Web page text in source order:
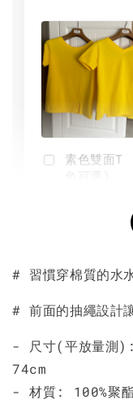
素色雙面T
# 習慣穿棉質的水
# 前面的抽繩設計
- 尺寸(平放量測
74cm
- 材質: 100%聚